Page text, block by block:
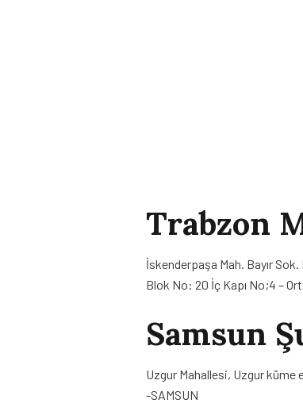
Trabzon
İskenderpaşa Mah. Bayır
Blok No: 20 İç Kapı No;4 –
Samsun
Uzgur Mahallesi, Uzgur küme
-SAMSUN